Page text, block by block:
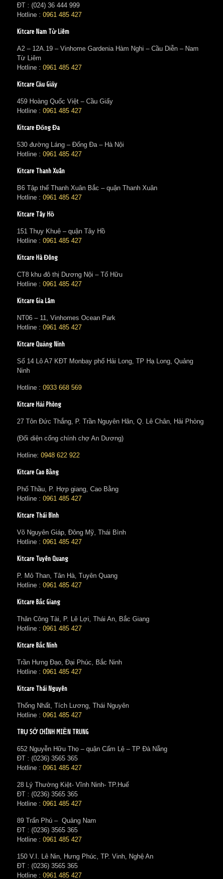
ĐT : (024) 36 444 999
Hotline : 0961 485 427
Kitcare Nam Từ Liêm
A2 – 12A.19 – Vinhome Gardenia Hàm Nghi – Cầu Diễn – Nam
Từ Liêm
Hotline : 0961 485 427
Kitcare Cầu Giấy
459 Hoàng Quốc Việt – Cầu Giấy
Hotline : 0961 485 427
Kitcare Đống Đa
530 đường Láng – Đống Đa – Hà Nội
Hotline : 0961 485 427
Kitcare Thanh Xuân
B6 Tập thể Thanh Xuân Bắc – quận Thanh Xuân
Hotline : 0961 485 427
Kitcare Tây Hồ
151 Thụy Khuê – quận Tây Hồ
Hotline : 0961 485 427
Kitcare Hà Đông
CT8 khu đô thị Dương Nội – Tố Hữu
Hotline : 0961 485 427
Kitcare Gia Lâm
NT06 – 11, Vinhomes Ocean Park
Hotline : 0961 485 427
Kitcare Quảng Ninh
Số 14 Lô A7 KĐT Monbay phố Hải Long, TP Hạ Long, Quảng
Ninh
Hotline : 0933 668 569
Kitcare Hải Phòng
27 Tôn Đức Thắng, P. Trần Nguyên Hãn, Q. Lê Chân, Hải Phòng
(Đối diện cổng chính chợ An Dương)
Hotline: 0948 622 922
Kitcare Cao Bằng
Phố Thầu, P. Hợp giang, Cao Bằng
Hotline : 0961 485 427
Kitcare Thái Bình
Võ Nguyên Giáp, Đông Mỹ, Thái Bình
Hotline : 0961 485 427
Kitcare Tuyên Quang
P. Mỏ Than, Tân Hà, Tuyên Quang
Hotline : 0961 485 427
Kitcare Bắc Giang
Thân Công Tài, P. Lê Lợi, Thái An, Bắc Giang
Hotline : 0961 485 427
Kitcare Bắc Ninh
Trần Hưng Đạo, Đại Phúc, Bắc Ninh
Hotline : 0961 485 427
Kitcare Thái Nguyên
Thống Nhất, Tích Lương, Thái Nguyên
Hotline : 0961 485 427
TRỤ SỞ CHÍNH MIỀN TRUNG
652 Nguyễn Hữu Thọ – quận Cẩm Lệ – TP Đà Nẵng
ĐT : (0236) 3565 365‬
Hotline : 0961 485 427
28 Lý Thường Kiệt- Vĩnh Ninh- TP.Huế
ĐT : (0236) 3565 365‬
Hotline : 0961 485 427
89 Trấn Phú – Quảng Nam
ĐT : (0236) 3565 365‬
Hotline : 0961 485 427
150 V.I. Lê Nin, Hưng Phúc, TP. Vinh, Nghệ An
ĐT : (0236) 3565 365‬
Hotline : 0961 485 427